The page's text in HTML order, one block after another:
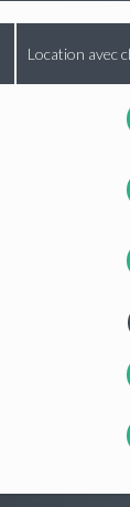
Location avec